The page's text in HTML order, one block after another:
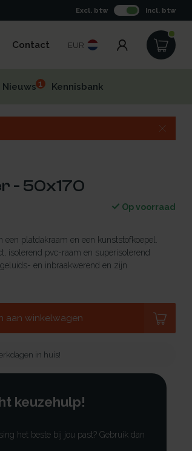
Excl. btw Incl. btw
Contact EUR
Nieuws1 Kennisbank
- 50x170
Op voorraad
platdakraam en een kunststofkoepel.
isolerend pvc-raam en superisolerend
en inbraakwerend en zijn
aan winkelwagen
in huis!
keuzehulp!
het beste bij jou past? Gebruik dan